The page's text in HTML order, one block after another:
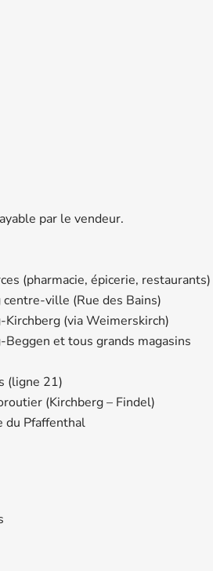
par le vendeur.
(pharmacie, épicerie, restaurants)
ville (Rue des Bains)
(via Weimerskirch)
et tous grands magasins
(ligne 21)
(Kirchberg – Findel)
du Pfaffenthal